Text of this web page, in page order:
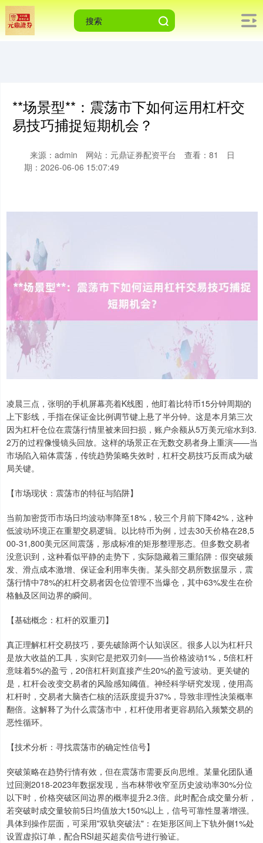
**场景型**：震荡市下如何运用杠杆交
易技巧捕捉短期机会？
来源：admin 网站：元鼎证券配资平台 查看：81
日
期：2026-06-06 15:07:49
凌晨三点，张明的手机屏幕亮着K线图，他盯着比特币15分钟周期的
上下影线，手指在保证金比例调节键上悬了半分钟。这是本月第三次
因为杠杆仓位在震荡行情里被来回扫损，账户余额从5万美元缩水到3.
2万的过程像慢镜头回放。这样的场景正在无数交易者身上重演——当
市场陷入箱体震荡，传统趋势策略失效时，杠杆交易技巧反而成为破
局关键。
【市场现状：震荡市的特征与陷阱】
当前加密货币市场日均波动率降至18%，较三个月前下降42%，这种
低波动环境正在重塑交易逻辑。以比特币为例，过去30天价格在28,5
00-31,800美元区间震荡，形成标准的矩形整理形态。但多数交易者
没意识到，这种看似平静的走势下，实际隐藏着三重陷阱：假突破频
发、滑点成本激增、保证金利用率失衡。某头部交易所数据显示，震
荡行情中78%的杠杆交易者因仓位管理不当爆仓，其中63%发生在价
格触及区间边界的瞬间。
【基础概念：杠杆的双重刃】
真正理解杠杆交易技巧，要先破除两个认知误区。很多人以为杠杆只
是放大收益的工具，实则它是把双刃剑——当价格波动1%，5倍杠杆
意味着5%的盈亏，20倍杠杆则直接产生20%的盈亏波动。更关键的
是，杠杆会改变交易者的风险感知阈值。神经科学研究发现，使用高
杠杆时，交易者大脑杏仁核的活跃度提升37%，导致非理性决策概率
翻倍。这解释了为什么震荡市中，杠杆使用者更容易陷入频繁交易的
恶性循环。
【技术分析：寻找震荡市的确定性信号】
突破策略在趋势行情有效，但在震荡市需要反向思维。某量化团队通
过回测2018-2023年数据发现，当布林带收窄至历史波动率30%分位
以下时，价格突破区间边界的概率提升2.3倍。此时配合成交量分析，
若突破时成交量较前5日均值放大150%以上，信号可靠性显著增强。
具体到操作层面，可采用"双轨突破法"：在矩形区间上下轨外侧1%处
设置虚拟订单，配合RSI超买超卖信号进行验证。